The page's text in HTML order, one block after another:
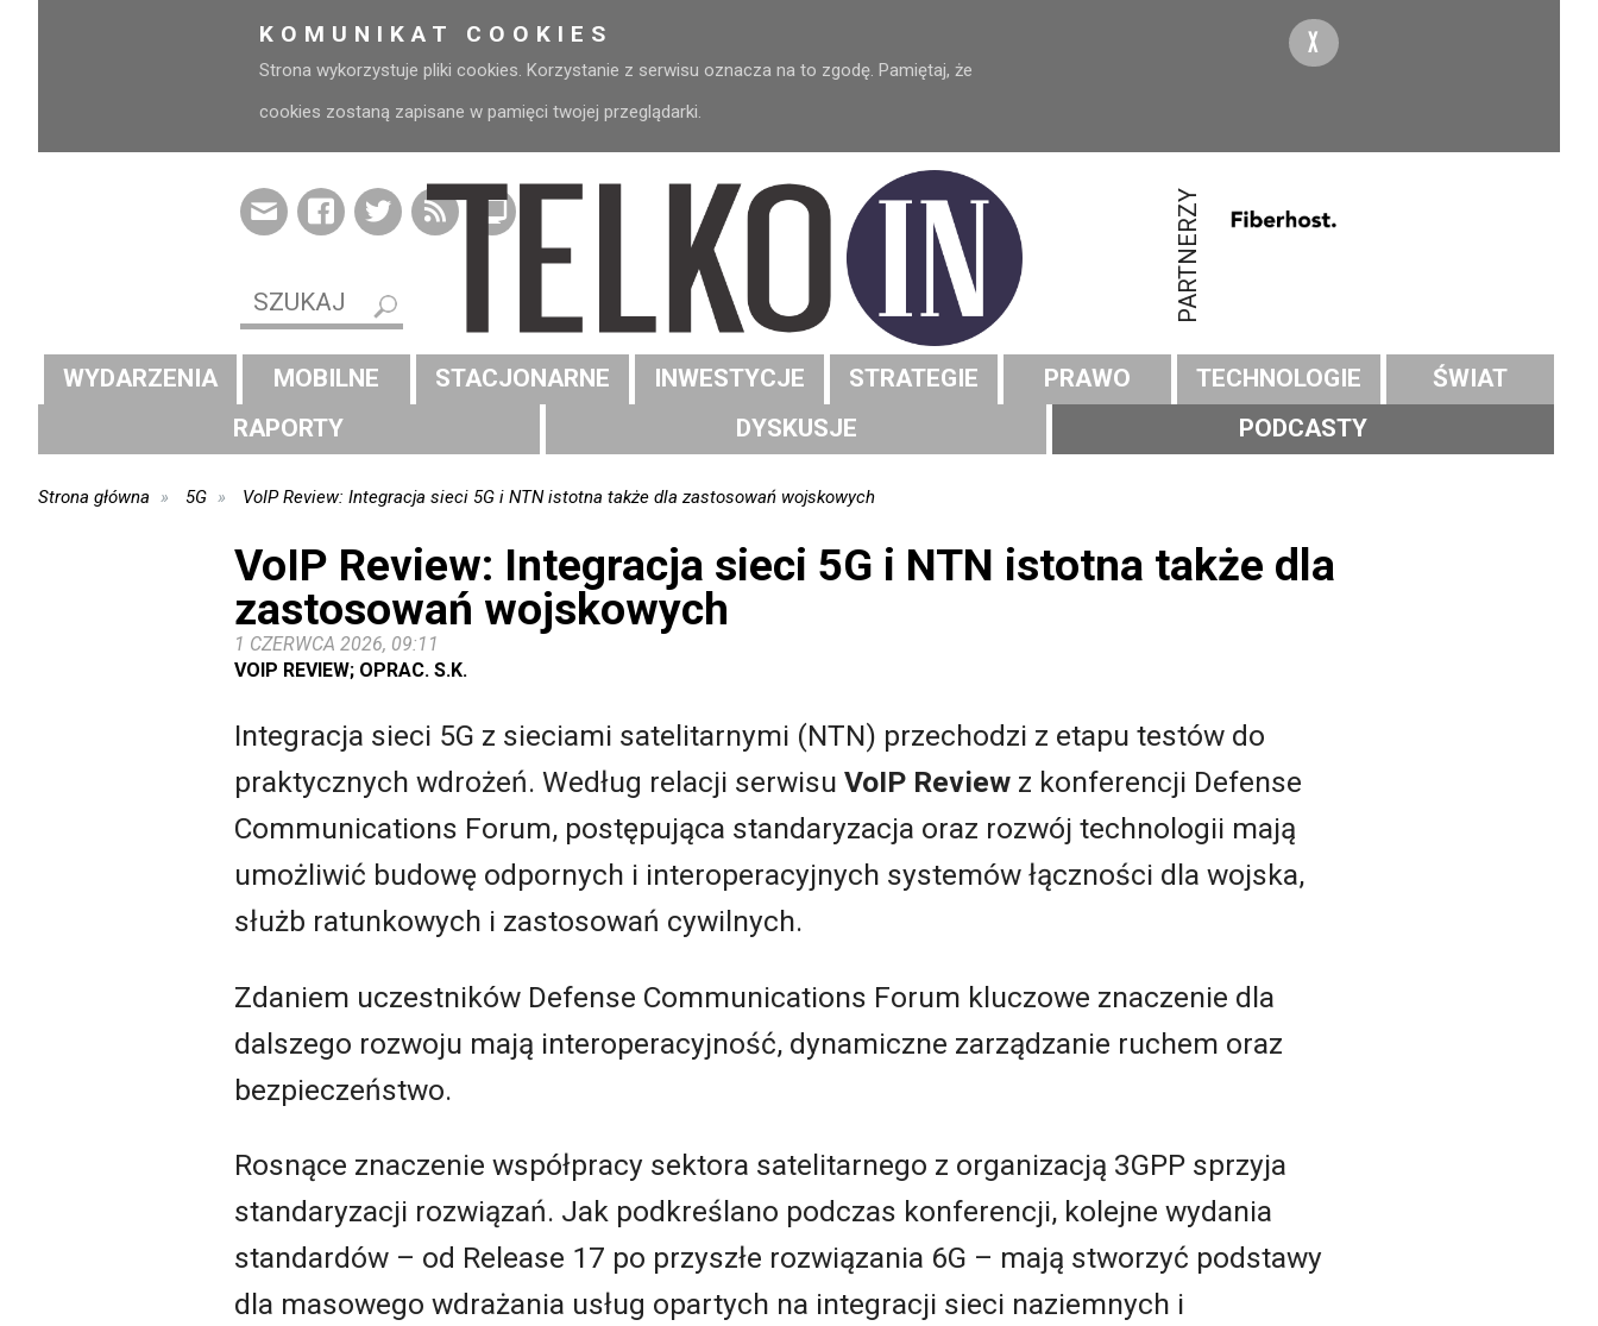
KOMUNIKAT COOKIES
Strona wykorzystuje pliki cookies. Korzystanie z serwisu oznacza na to zgodę. Pamiętaj, że
cookies zostaną zapisane w pamięci twojej przeglądarki.
X
PARTNERZY
WYDARZENIA MOBILNE STACJONARNE INWESTYCJE STRATEGIE PRAWO TECHNOLOGIE
ŚWIAT
RAPORTY
DYSKUSJE PODCASTY
Strona główna 5G VoIP Review: Integracja sieci 5G i NTN istotna także dla zastosowań wojskowych
VoIP Review: Integracja sieci 5G i NTN istotna także dla
zastosowań wojskowych
1 CZERWCA 2026, 09:11
VOIP REVIEW; OPRAC. S.K.
Integracja sieci 5G z sieciami satelitarnymi (NTN) przechodzi z etapu testów do
praktycznych wdrożeń. Według relacji serwisu VoIP Review z konferencji Defense
Communications Forum, postępująca standaryzacja oraz rozwój technologii mają
umożliwić budowę odpornych i interoperacyjnych systemów łączności dla wojska,
służb ratunkowych i zastosowań cywilnych.
Zdaniem uczestników Defense Communications Forum kluczowe znaczenie dla
dalszego rozwoju mają interoperacyjność, dynamiczne zarządzanie ruchem oraz
bezpieczeństwo.
Rosnące znaczenie współpracy sektora satelitarnego z organizacją 3GPP sprzyja
standaryzacji rozwiązań. Jak podkreślano podczas konferencji, kolejne wydania
standardów – od Release 17 po przyszłe rozwiązania 6G – mają stworzyć podstawy
dla masowego wdrażania usług opartych na integracji sieci naziemnych i